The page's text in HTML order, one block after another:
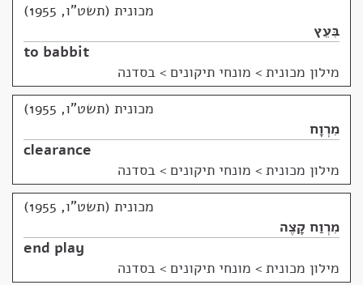
מכונית (תשט"ו, 1955)
בִּעֵץ
to babbit
מילון מכונית > מונחי תיקונים > בסדנה
מכונית (תשט"ו, 1955)
מִרְוָח
clearance
מילון מכונית > מונחי תיקונים > בסדנה
מכונית (תשט"ו, 1955)
מִרְוַח קָצֶה
end play
מילון מכונית > מונחי תיקונים > בסדנה